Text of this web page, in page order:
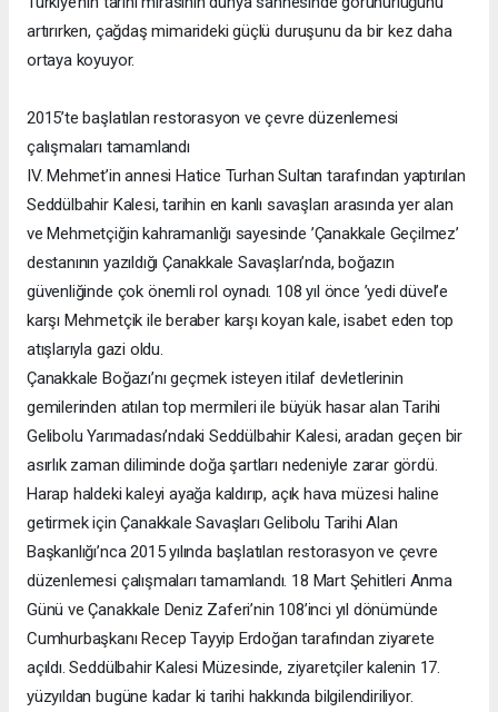
artırırken, çağdaş mimarideki güçlü duruşunu da bir kez daha
ortaya koyuyor.
2015’te başlatılan restorasyon ve çevre düzenlemesi
çalışmaları tamamlandı
IV. Mehmet’in annesi Hatice Turhan Sultan tarafından yaptırılan
Seddülbahir Kalesi, tarihin en kanlı savaşları arasında yer alan
ve Mehmetçiğin kahramanlığı sayesinde ’Çanakkale Geçilmez’
destanının yazıldığı Çanakkale Savaşları’nda, boğazın
güvenliğinde çok önemli rol oynadı. 108 yıl önce ’yedi düvel’e
karşı Mehmetçik ile beraber karşı koyan kale, isabet eden top
atışlarıyla gazi oldu.
Çanakkale Boğazı’nı geçmek isteyen itilaf devletlerinin
gemilerinden atılan top mermileri ile büyük hasar alan Tarihi
Gelibolu Yarımadası’ndaki Seddülbahir Kalesi, aradan geçen bir
asırlık zaman diliminde doğa şartları nedeniyle zarar gördü.
Harap haldeki kaleyi ayağa kaldırıp, açık hava müzesi haline
getirmek için Çanakkale Savaşları Gelibolu Tarihi Alan
Başkanlığı’nca 2015 yılında başlatılan restorasyon ve çevre
düzenlemesi çalışmaları tamamlandı. 18 Mart Şehitleri Anma
Günü ve Çanakkale Deniz Zaferi’nin 108’inci yıl dönümünde
Cumhurbaşkanı Recep Tayyip Erdoğan tarafından ziyarete
açıldı. Seddülbahir Kalesi Müzesinde, ziyaretçiler kalenin 17.
yüzyıldan bugüne kadar ki tarihi hakkında bilgilendiriliyor.